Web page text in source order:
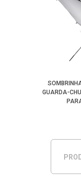
GUARDA-